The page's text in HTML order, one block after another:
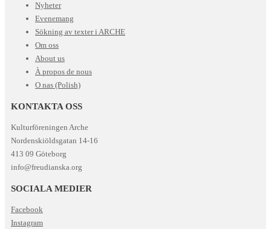
Nyheter
Evenemang
Sökning av texter i ARCHE
Om oss
About us
À propos de nous
O nas (Polish)
KONTAKTA OSS
Kulturföreningen Arche
Nordenskiöldsgatan 14-16
413 09 Göteborg
info@freudianska.org
SOCIALA MEDIER
Facebook
Instagram